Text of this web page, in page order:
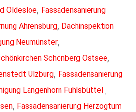
Oldesloe, Fassadensanierung
Ahrensburg, Dachinspektion
Neumünster,
Schönberg Ostsee,
Ulzburg, Fassadensanierung
Langenhorn Fuhlsbüttel ,
, Fassadensanierung Herzogtum